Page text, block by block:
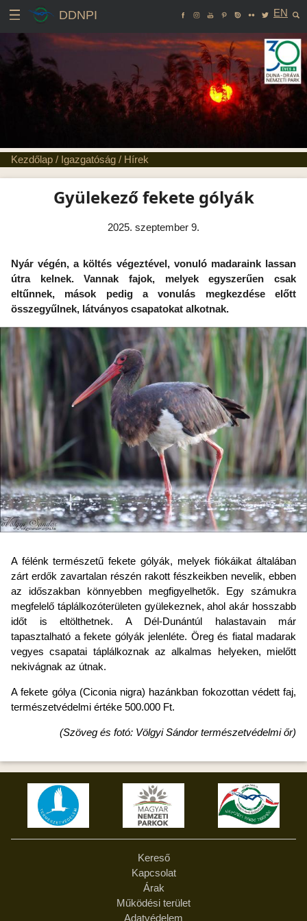
DDNPI EN
Kezdőlap / Igazgatóság / Hírek
Gyülekező fekete gólyák
2025. szeptember 9.
Nyár végén, a költés végeztével, vonuló madaraink lassan
útra kelnek. Vannak fajok, melyek egyszerűen csak
eltűnnek, mások pedig a vonulás megkezdése előtt
összegyűlnek, látványos csapatokat alkotnak.
A félénk természetű fekete gólyák, melyek fiókáikat általában
zárt erdők zavartalan részén rakott fészkeikben nevelik, ebben
az időszakban könnyebben megfigyelhetők. Egy számukra
megfelelő táplálkozóterületen gyülekeznek, ahol akár hosszabb
időt is eltölthetnek. A Dél-Dunántúl halastavain már
tapasztalható a fekete gólyák jelenléte. Öreg és fiatal madarak
vegyes csapatai táplálkoznak az alkalmas helyeken, mielőtt
nekivágnak az útnak.
A fekete gólya (Ciconia nigra) hazánkban fokozottan védett faj,
természetvédelmi értéke 500.000 Ft.
(Szöveg és fotó: Völgyi Sándor természetvédelmi őr)
Kereső
Kapcsolat
Árak
Működési terület
Adatvédelem